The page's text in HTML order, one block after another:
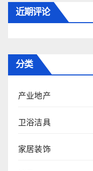
近期评论
分类
产业地产
卫浴洁具
家居装饰